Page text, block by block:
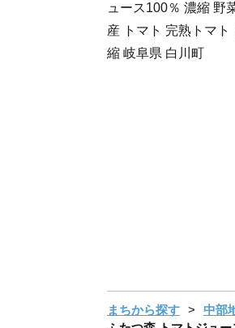
ュース100％ 濃縮 野
産 トマト 完熟トマ
縮 岐阜県 白川町
まちから探す 中部